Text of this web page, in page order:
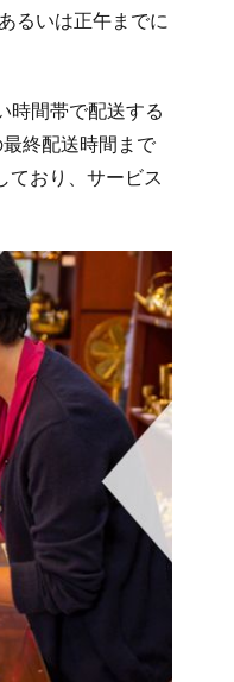
るいは正午までに
時間帯で配送する
終配送時間まで
ており、サービス